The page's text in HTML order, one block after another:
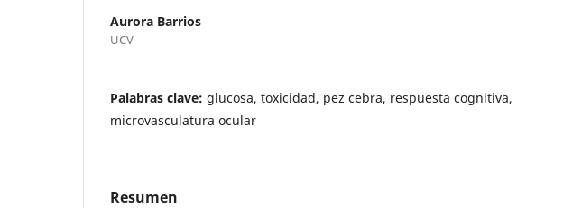
Aurora Barrios
UCV
Palabras clave: glucosa, toxicidad, pez cebra, respuesta cognitiva,
microvasculatura ocular
Resumen